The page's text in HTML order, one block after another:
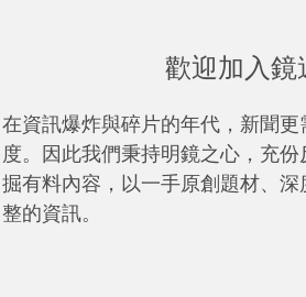
歡迎加入
在資訊爆炸與碎片的年代，新聞
度。因此我們秉持明鏡之心，充
掘有料內容，以一手原創題材、
整的資訊。